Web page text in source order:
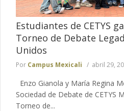
Estudiantes de CETYS
Torneo de Debate
Unidos
Por Campus Mexicali abril 29,
Enzo Gianola y María Regina
Sociedad de Debate de CETYS
Torneo de...